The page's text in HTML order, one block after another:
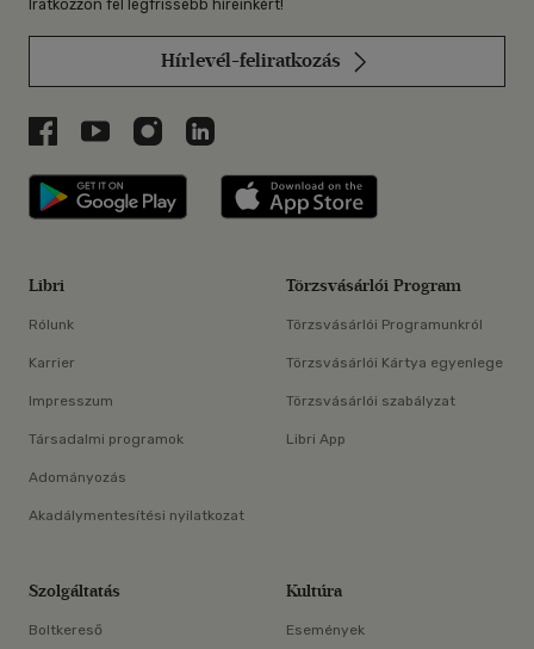
Iratkozzon fel legfrissebb híreinkért!
Hírlevél-feliratkozás
Libri a Facebookon
Libri a Youtube-on
Libri az Instagramon
Libri a LinkedInen
Libri applikáció Szerezd meg: Google
Libri
Rólunk
Karrier
Impresszum
Társadalmi programok
Adományozás
Akadálymentesítési nyilatkozat
Törzsvásárlói Program
Törzsvásárlói Programunkról
Törzsvásárlói Kártya egyenlege
Törzsvásárlói szabályzat
Libri App
Szolgáltatás
Boltkereső
Kultúra
Események